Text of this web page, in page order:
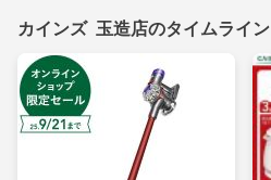
カインズ 玉造店のタイムライン